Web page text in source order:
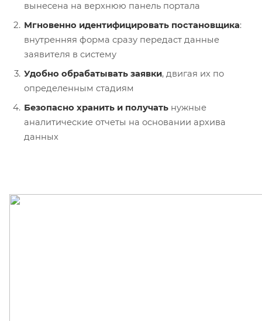
вынесена на верхнюю панель портала
Мгновенно идентифицировать постановщика:
внутренняя форма сразу передаст данные
заявителя в систему
Удобно обрабатывать заявки, двигая их по
определенным стадиям
Безопасно хранить и получать нужные
аналитические отчеты на основании архива
данных